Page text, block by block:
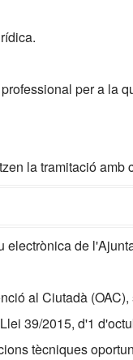
per a la
la tramitació amb
electrònica de
al Ciutadà
39/2015, d'1
tècniques